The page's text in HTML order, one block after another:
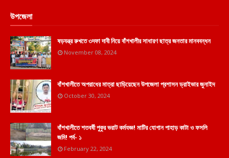
উপজেলা
ষড়যন্ত্র রুখতে ৩দফা দাবী নিয়ে বাঁশখালীর সাধারণ ছাত্র জনতার মানববন্ধন
November 08, 2024
বাঁশখালীতে অপরাধের মাত্রা ছাড়িয়েছেন উপজেলা প্রশাসন ড্রাইভার জুনাইদ
October 30, 2024
বাঁশখালীতে শতবর্ষী পুকুর ভরাট কর্মযজ্ঞ! মাটির যোগান পাহাড় কাটা ও ফসলি
জমি! পর্ব- ১
February 22, 2024